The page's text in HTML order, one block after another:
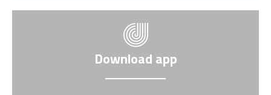
Download app